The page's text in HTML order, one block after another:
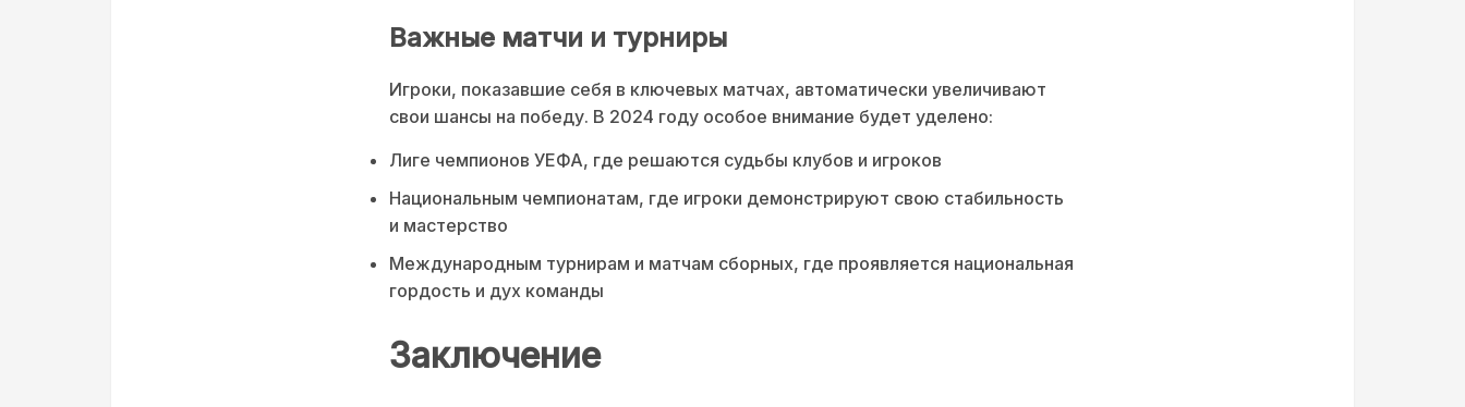
Важные матчи и турниры
Игроки, показавшие себя в ключевых матчах, автоматически увеличивают
свои шансы на победу. В 2024 году особое внимание будет уделено:
Лиге чемпионов УЕФА, где решаются судьбы клубов и игроков
Национальным чемпионатам, где игроки демонстрируют свою стабильность
и мастерство
Международным турнирам и матчам сборных, где проявляется национальная
гордость и дух команды
Заключение